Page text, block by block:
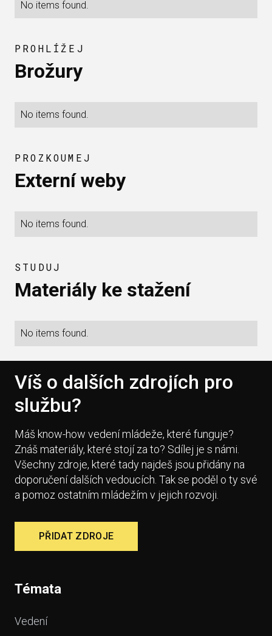
No items found.
PROHLÍŽEJ
Brožury
No items found.
PROZKOUMEJ
Externí weby
No items found.
STUDUJ
Materiály ke stažení
No items found.
Víš o dalších zdrojích pro
službu?
Máš know-how vedení mládeže, které funguje?
Znáš materiály, které stojí za to? Sdílej je s námi.
Všechny zdroje, které tady najdeš jsou přidány na
doporučení dalších vedoucích. Tak se poděl o ty své
a pomoz ostatním mládežím v jejich rozvoji.
PŘIDAT ZDROJE
Témata
Vedení